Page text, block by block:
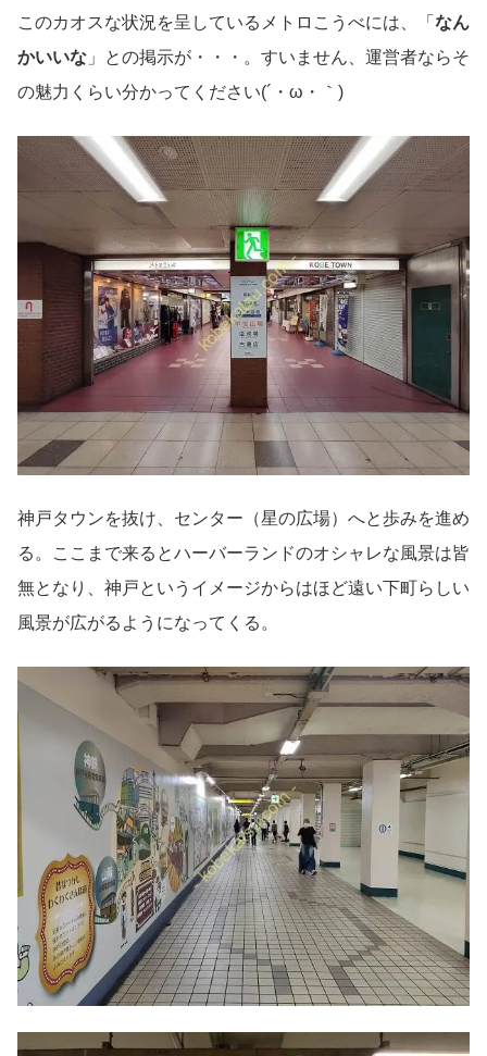
このカオスな状況を呈しているメトロこうべには、「 なん
かいいな 」との掲示が・・・。すいません、運営者ならそ
の魅力くらい分かってください(´・ω・｀)
神戸タウンを抜け、センター（星の広場）へと歩みを進め
る。ここまで来るとハーバーランドのオシャレな風景は皆
無となり、神戸というイメージからはほど遠い下町らしい
風景が広がるようになってくる。